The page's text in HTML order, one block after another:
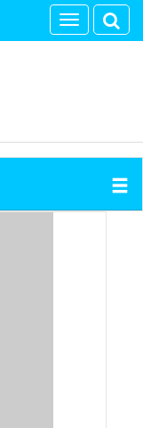
Toggle
navigation